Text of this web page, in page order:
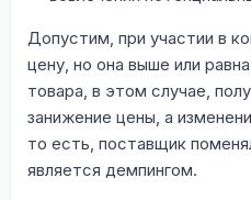
Допустим, при участии в
цену, но она выше или
товара, в этом случае,
занижение цены, а
то есть, поставщик
является демпингом.